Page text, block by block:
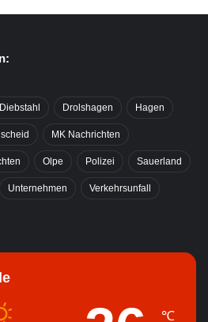
Diebstahl Drolshagen Hagen
MK Nachrichten
Olpe Polizei Sauerland
Unternehmen Verkehrsunfall
℃